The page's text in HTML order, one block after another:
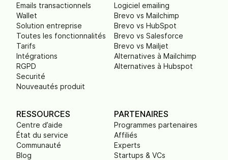
Emails transactionnels
Wallet
Solution entreprise
Toutes les fonctionnalités
Tarifs
Intégrations
RGPD
Securité
Nouveautés produit
Logiciel emailing
Brevo vs Mailchimp
Brevo vs HubSpot
Brevo vs Salesforce
Brevo vs Mailjet
Alternatives à Mailchimp
Alternatives à Hubspot
RESSOURCES
Centre d’aide
État du service
Communauté
Blog
PARTENAIRES
Programmes partenaires
Affiliés
Experts
Startups & VCs